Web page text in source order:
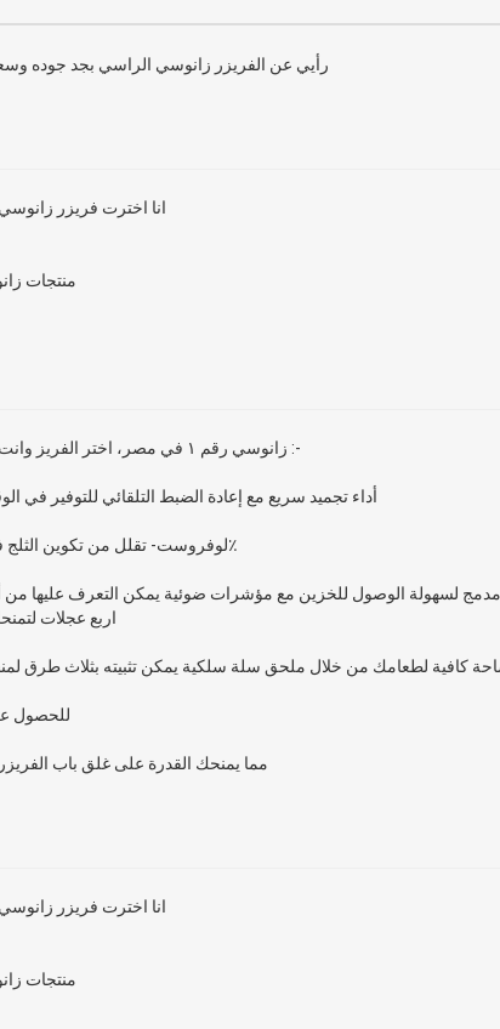
رأيي عن الفريزر زانوسي الراسي بجد جوده
انا اخترت فريزر
منتجات
زانوسي رقم ١ في مصر، اختر
أداء تجميد سريع مع إعادة الضبط التلقائي للتوفير في
لسهولة الوصول للخزين مع مؤشرات ضوئية يمكن التعرف عليها من
اربع عجلات
كافية لطعامك من خلال ملحق سلة سلكية يمكن تثبيته بثلاث طرق
للحصول
مما يمنحك القدرة على غلق باب الفريزر
انا اخترت فريزر
منتجات